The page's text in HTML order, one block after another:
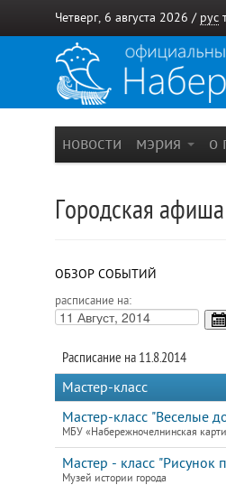
Четверг, 6 августа 2026 / рус
новости мэрия о
Городская афиша
ОБЗОР СОБЫТИЙ
расписание на:
Расписание на 11.8.2014
Мастер-класс
Мастер-класс "Веселые
МБУ «Набережночелнинская
Мастер - класс "Рисунок
Музей истории города